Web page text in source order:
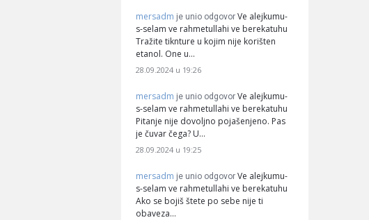
mersadm je unio odgovor Ve alejkumu-
s-selam ve rahmetullahi ve berekatuhu
Tražite tiknture u kojim nije korišten
etanol. One u…
28.09.2024 u 19:26
mersadm je unio odgovor Ve alejkumu-
s-selam ve rahmetullahi ve berekatuhu
Pitanje nije dovoljno pojašenjeno. Pas
je čuvar čega? U…
28.09.2024 u 19:25
mersadm je unio odgovor Ve alejkumu-
s-selam ve rahmetullahi ve berekatuhu
Ako se bojiš štete po sebe nije ti
obaveza…